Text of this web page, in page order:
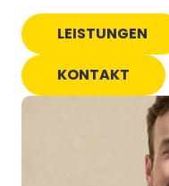
LEISTUNGEN
KONTAKT